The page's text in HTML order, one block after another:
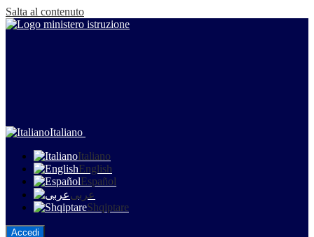
Salta al contenuto
Italiano
Italiano
English
Español
عربى
Shqiptare
Accedi